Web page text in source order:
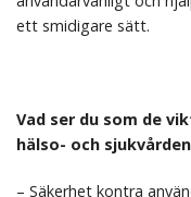
ett smidigare sätt.
Vad ser du som de
hälso- och
– Säkerhet kontra